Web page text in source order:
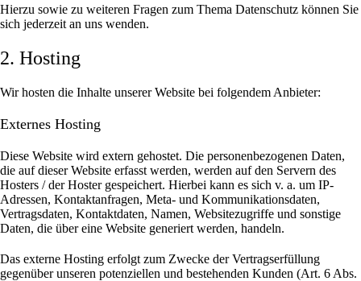
Hierzu sowie zu weiteren Fragen zum Thema Datenschutz können Sie
sich jederzeit an uns wenden.
2. Hosting
Wir hosten die Inhalte unserer Website bei folgendem Anbieter:
Externes Hosting
Diese Website wird extern gehostet. Die personenbezogenen Daten,
die auf dieser Website erfasst werden, werden auf den Servern des
Hosters / der Hoster gespeichert. Hierbei kann es sich v. a. um IP-
Adressen, Kontaktanfragen, Meta- und Kommunikationsdaten,
Vertragsdaten, Kontaktdaten, Namen, Websitezugriffe und sonstige
Daten, die über eine Website generiert werden, handeln.
Das externe Hosting erfolgt zum Zwecke der Vertragserfüllung
gegenüber unseren potenziellen und bestehenden Kunden (Art. 6 Abs.